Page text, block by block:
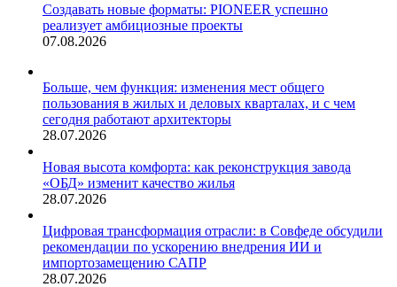
Создавать новые форматы: PIONEER успешно
реализует амбициозные проекты
07.08.2026
Больше, чем функция: изменения мест общего
пользования в жилых и деловых кварталах, и с чем
сегодня работают архитекторы
28.07.2026
Новая высота комфорта: как реконструкция завода
«ОБД» изменит качество жилья
28.07.2026
Цифровая трансформация отрасли: в Совфеде обсудили
рекомендации по ускорению внедрения ИИ и
импортозамещению САПР
28.07.2026